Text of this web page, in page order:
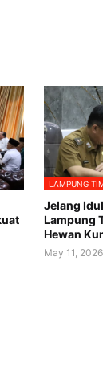
LAMPUNG
Jelang
Lampung
Hewan
May 11, 2026